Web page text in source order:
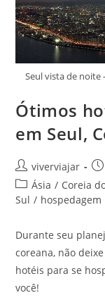
Seul vista de noite
Ótimos
em Seul,
Autor
do
post:
viverviajar
Categoria
do
Ásia / Coreia
Sul / hospedagem
Durante seu
coreana, não
hotéis para se
você!